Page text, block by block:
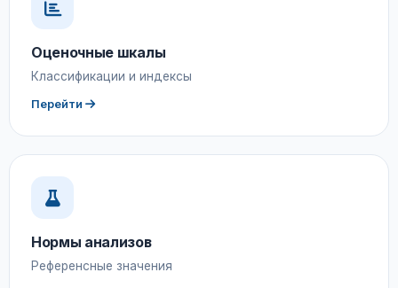
Оценочные шкалы
Классификации и индексы
Перейти
Нормы анализов
Референсные значения